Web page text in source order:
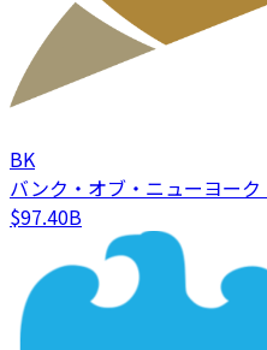
BK
バンク・オブ・ニューヨー
$97.40B